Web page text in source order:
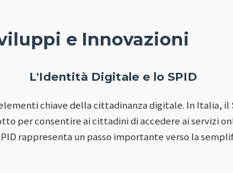
e Innovazioni
L'Identità Digitale e lo SPID
chiave della cittadinanza digitale. In Italia,
per consentire ai cittadini di accedere ai servizi
rappresenta un passo importante verso la